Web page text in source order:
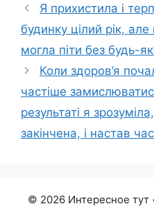
Я прихистила і
будинку цілий рік,
могла піти без будь-
Коли здоров’я
частіше
результаті я
закінчена, і настав
© 2026 Интересное тут